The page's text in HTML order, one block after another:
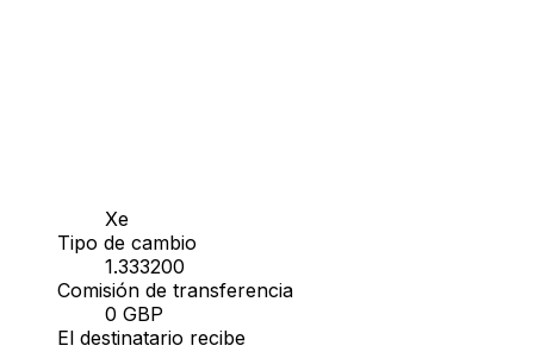
Xe
Tipo de cambio
1.333200
Comisión de transferencia
0 GBP
El destinatario recibe